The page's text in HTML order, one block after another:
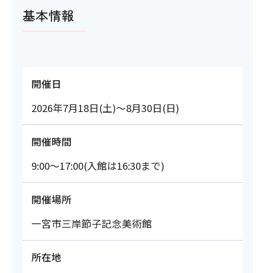
基本情報
開催日
2026年7月18日(土)～8月30日(日)
開催時間
9:00～17:00(入館は16:30まで)
開催場所
一宮市三岸節子記念美術館
所在地